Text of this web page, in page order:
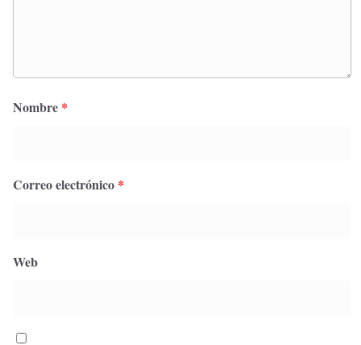
Nombre *
Correo electrónico *
Web